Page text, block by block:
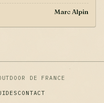
Marc Alpin
DE FRANCE
CONTACT